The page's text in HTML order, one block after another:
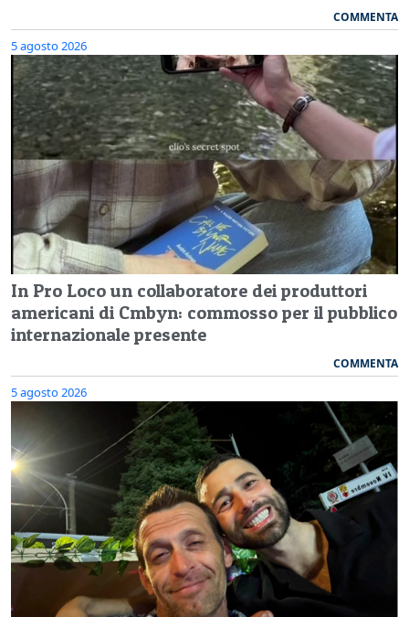
COMMENTA
5 agosto 2026
In Pro Loco un collaboratore dei produttori
americani di Cmbyn: commosso per il pubblico
internazionale presente
COMMENTA
5 agosto 2026